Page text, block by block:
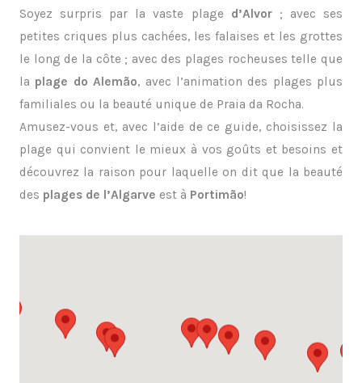
Soyez surpris par la vaste plage d’Alvor; avec ses
petites criques plus cachées, les falaises et les grottes
le long de la côte ; avec des plages rocheuses telle que
la plage do Alemão, avec l’animation des plages plus
familiales ou la beauté unique de Praia da Rocha.
Amusez-vous et, avec l’aide de ce guide, choisissez la
plage qui convient le mieux à vos goûts et besoins et
découvrez la raison pour laquelle on dit que la beauté
des plages de l’Algarve est à Portimão!